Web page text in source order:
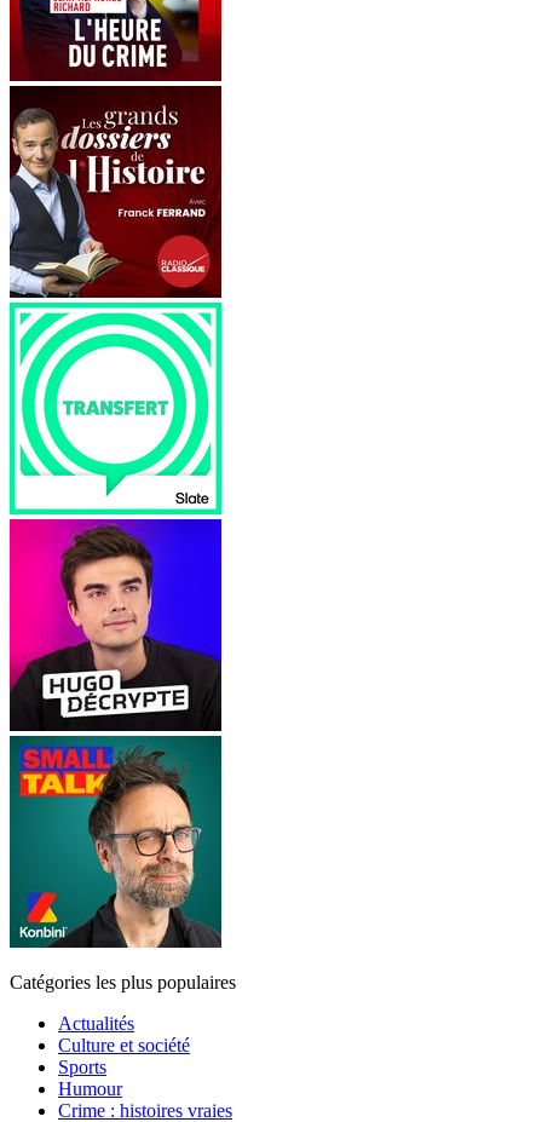
Catégories les plus populaires
Actualités
Culture et société
Sports
Humour
Crime : histoires vraies